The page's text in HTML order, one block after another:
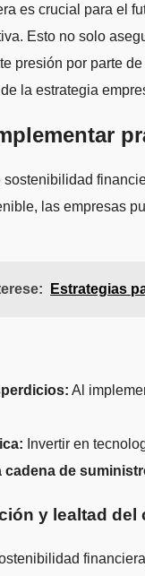
es crucial para el
Esto no solo
presión por parte
la estrategia
las empresas
Estrategias
Al
Invertir en
cadena de
y lealtad del